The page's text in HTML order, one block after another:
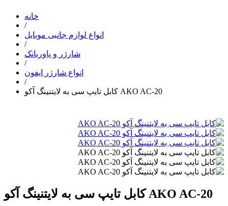
خانه
/
انواع لوازم جانبی موبایل
/
شارژر و پاوربانک
/
انواع شارژر ایفون
/
کابل تایپ سی به لایتنینگ آکو AKO AC-20
کابل تایپ سی به لایتنینگ آکو AKO AC-20